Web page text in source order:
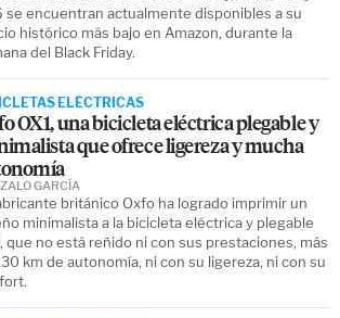
se encuentran actualmente disponibles a su
histórico más bajo en Amazon, durante la
del Black Friday.
ELÉCTRICAS
OX1, una bicicleta eléctrica plegable y
que ofrece ligereza y mucha
británico Oxfo ha logrado imprimir un
minimalista a la bicicleta eléctrica y plegable
que no está reñido ni con sus prestaciones, más
km de autonomía, ni con su ligereza, ni con su
GARCÍA